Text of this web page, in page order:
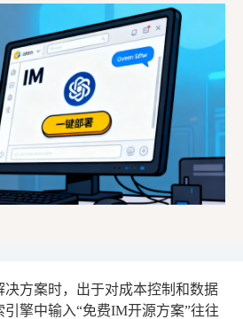
决方案时，出于对成本控制和数据
擎中输入“免费IM开源方案”往往